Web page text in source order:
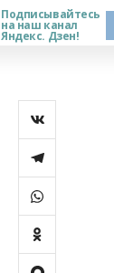
Подписывайтесь
на наш канал
Яндекс. Дзен!